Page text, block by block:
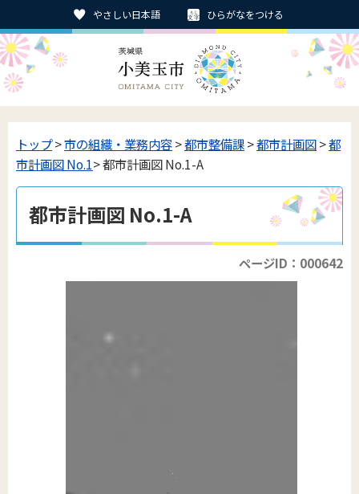
やさしい日本語 ひらがなをつける
トップ>市の組織・業務内容>都市整備課>都市計画図>都
市計画図 No.1> 都市計画図 No.1-A
都市計画図 No.1-A
ページID：000642